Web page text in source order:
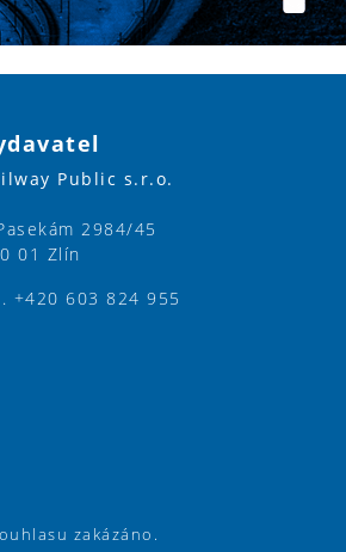
Public s.r.o.
2984/45
01 Zlín
+420 603 824 955
zakázáno.